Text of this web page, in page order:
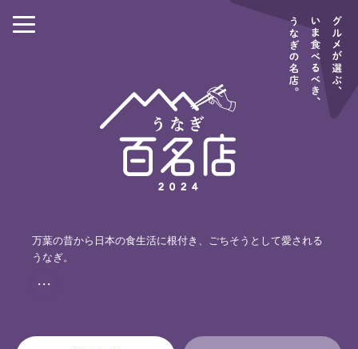
万葉の昔から日本の食生活に根付き、ごちそうとして愛される
うなぎ。
・・・